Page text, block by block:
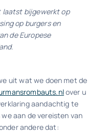
op!
laatst bijgewerkt op
op burgers en
de Europese
uit wat we doen met de
over u
aandachtig te
aan de vereisten van
andere dat: